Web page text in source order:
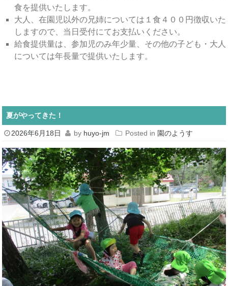
食を提供いたします。
大人、在園児以外の兄姉については１食４００円徴収いた
しますので、当日受付にてお支払いください。
給食提供量は、参加児のみ年少量、その他の子ども・大人
については年長量で提供いたします。
夏がやってきた！
2026年6月18日 by huyo-jm Posted in 園のようす